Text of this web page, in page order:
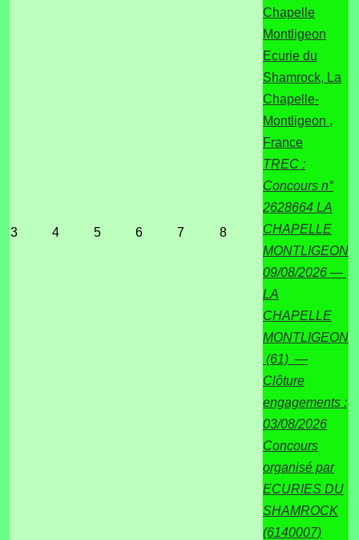
3 4 5 6 7 8
Chapelle
Montligeon
Ecurie du
Shamrock, La
Chapelle-
Montligeon ,
France
TREC :
Concours n°
2628664 LA
CHAPELLE
MONTLIGEON
09/08/2026 —
LA
CHAPELLE
MONTLIGEON
(61) —
Clôture
engagements :
03/08/2026
Concours
organisé par
ECURIES DU
SHAMROCK
(6140007)